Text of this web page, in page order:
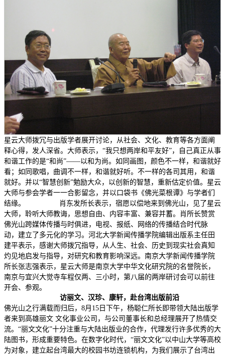
星云大师拨冗与出版学者展开讨论，从社会、文化、教育等各方面阐
释心得，发人深省。大师表示，“我只想两岸和平友好”，自己真正从事
和谐工作的是“和尚”——以和为尚。如同画图，颜色不一样，和谐就好
看；如同歌唱，曲调不一样，和谐就好听。不一样的各司其用，和谐
就好。并以“智慧创新”勉励大众，以创新的智慧，重新估定价值。星云
大师与参会学者一一合影留念，并以口袋书《佛光菜根谭》与学者们
结缘。 肖东发所长表示，宿愿以偿地来到佛光山，见了星云
大师，聆听大师教诲，思想自由、内容丰富、兼容并蓄。肖所长赞赏
佛光山跨媒体传播与时俱进，电视、报纸、网络的传播结合时代脉
动，建立了多元化的学习。河北大学新闻传播学院编辑出版系主任田
建平表示，感谢大师拨冗指导，从人生、社会、历史到现实社会真知
灼见地启发与指导，对研究和教育影响深远。南京大学新闻传播学院
所长张志强表示，星云大师是南京大学中华文化研究院的名誉院长，
南京与宜兴大觉寺车程仅两、三小时，第八届的两岸研讨会可以前往
开会、参观。
访丽文、汉珍、康轩，赴台湾出版前沿
佛光山之行满载而归后，8月15日下午，杨聪仁所长即带领大陆出版学
者来到高雄丽文 文化事业公司，与公司董事长和总经理展开了热情交
流。“丽文文化”十分注重与大陆出版业的合作，代理发行许多优秀的大
陆图书，形成重要特色。在数字化时代，“丽文文化”以中山大学等高校
为对象，建立起台湾最大的校园书坊连锁机构，为我们展示了台湾出